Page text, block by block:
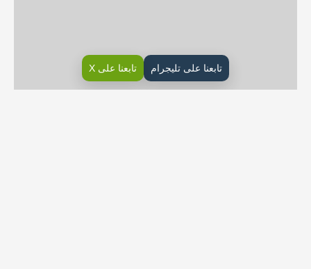
تابعنا على تليجرام تابعنا على X